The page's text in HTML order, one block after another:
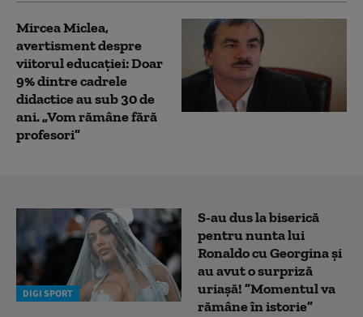
Mircea Miclea,
avertisment despre
viitorul educației: Doar
9% dintre cadrele
didactice au sub 30 de
ani. „Vom rămâne fără
profesori”
DIGI SPORT
S-au dus la biserică
pentru nunta lui
Ronaldo cu Georgina și
au avut o surpriză
uriașă! ”Momentul va
rămâne în istorie”